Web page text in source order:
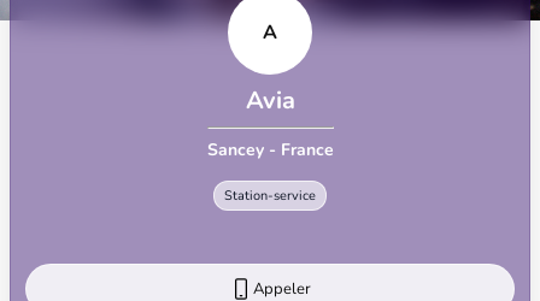
A
Avia
Sancey - France
Station-service
Appeler